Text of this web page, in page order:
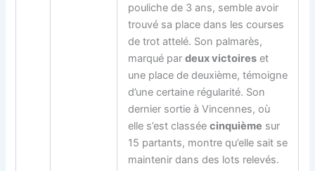
pouliche de 3 ans, semble avoir
trouvé sa place dans les courses
de trot attelé. Son palmarès,
marqué pardeux victoires et
une place de deuxième, témoigne
d’une certaine régularité. Son
dernier sortie à Vincennes, où
elle s’est classéecinquième sur
15 partants, montre qu’elle sait se
maintenir dans des lots relevés.